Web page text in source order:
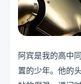
阿宾是我的高中
置的少年。他的